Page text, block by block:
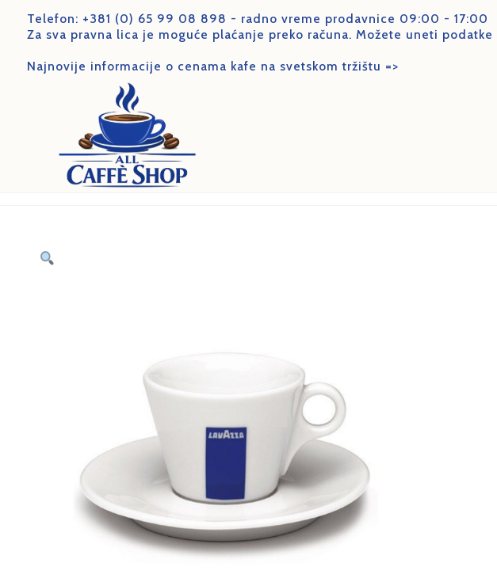
Telefon: +381 (0) 65 99 08 898 - radno vreme prodavnice 09:00 - 17:00
Za sva pravna lica je moguće plaćanje preko računa. Možete uneti
Najnovije informacije o cenama kafe na svetskom tržištu =>